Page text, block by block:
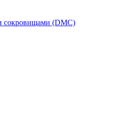
сокровищами (DMC)